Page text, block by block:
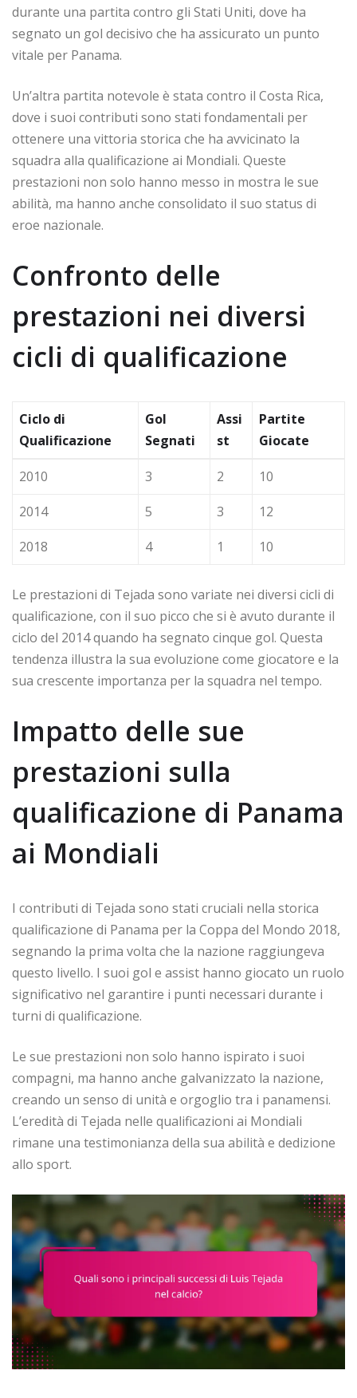
durante una partita contro gli Stati Uniti, dove ha
segnato un gol decisivo che ha assicurato un punto
vitale per Panama.
Un’altra partita notevole è stata contro il Costa Rica,
dove i suoi contributi sono stati fondamentali per
ottenere una vittoria storica che ha avvicinato la
squadra alla qualificazione ai Mondiali. Queste
prestazioni non solo hanno messo in mostra le sue
abilità, ma hanno anche consolidato il suo status di
eroe nazionale.
Confronto delle
prestazioni nei diversi
cicli di qualificazione
Ciclo di
Qualificazione
Gol
Segnati
Assi
st
Partite
Giocate
2010 3 2
10
2014
5 3
12
2018
4 1 10
Le prestazioni di Tejada sono variate nei diversi cicli di
qualificazione, con il suo picco che si è avuto durante il
ciclo del 2014 quando ha segnato cinque gol. Questa
tendenza illustra la sua evoluzione come giocatore e la
sua crescente importanza per la squadra nel tempo.
Impatto delle sue
prestazioni sulla
qualificazione di Panama
ai Mondiali
I contributi di Tejada sono stati cruciali nella storica
qualificazione di Panama per la Coppa del Mondo 2018,
segnando la prima volta che la nazione raggiungeva
questo livello. I suoi gol e assist hanno giocato un ruolo
significativo nel garantire i punti necessari durante i
turni di qualificazione.
Le sue prestazioni non solo hanno ispirato i suoi
compagni, ma hanno anche galvanizzato la nazione,
creando un senso di unità e orgoglio tra i panamensi.
L’eredità di Tejada nelle qualificazioni ai Mondiali
rimane una testimonianza della sua abilità e dedizione
allo sport.